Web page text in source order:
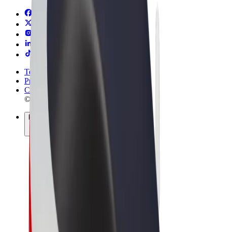
Termini e condizioni
Privacy
Cookies
© 2026 Bolt Technology OÜ
Prodotti
Corse
Monopattini
Bolt Market
Bolt Food
Bolt Drive